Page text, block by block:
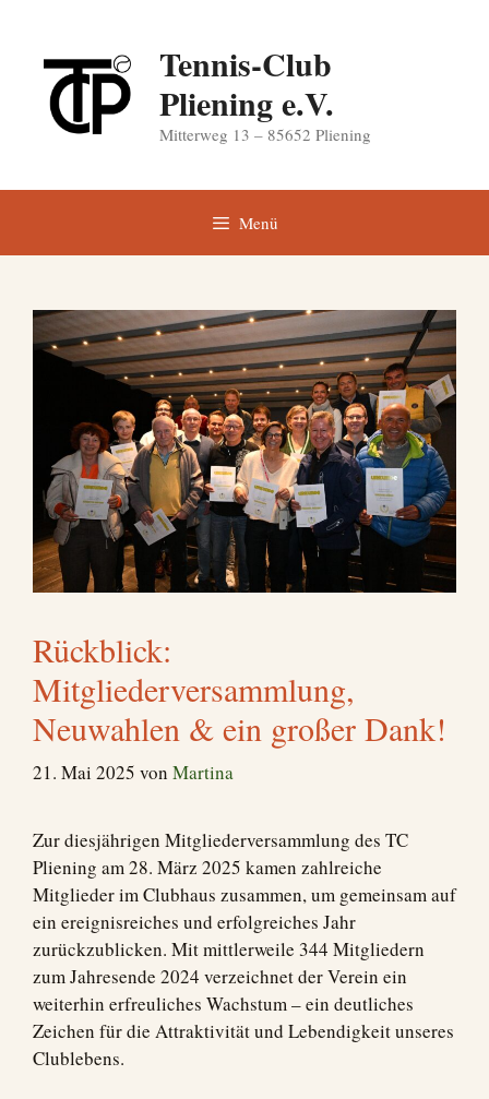
springen
Tennis-Club
Pliening e.V.
Mitterweg 13 – 85652 Pliening
Menü
Rückblick:
Mitgliederversammlung,
Neuwahlen & ein großer Dank!
21. Mai 2025 von Martina
Zur diesjährigen Mitgliederversammlung des TC
Pliening am 28. März 2025 kamen zahlreiche
Mitglieder im Clubhaus zusammen, um gemeinsam auf
ein ereignisreiches und erfolgreiches Jahr
zurückzublicken. Mit mittlerweile 344 Mitgliedern
zum Jahresende 2024 verzeichnet der Verein ein
weiterhin erfreuliches Wachstum – ein deutliches
Zeichen für die Attraktivität und Lebendigkeit unseres
Clublebens.